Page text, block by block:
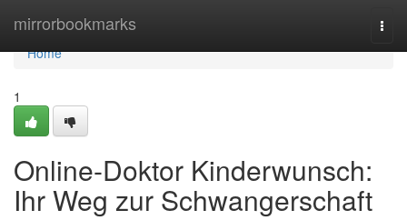
mirrorbookmarks
Home
Home
1
Online-Doktor Kinderwunsch:
Ihr Weg zur Schwangerschaft